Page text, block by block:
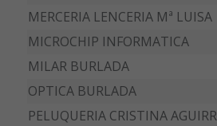
MERCERIA LENCERIA Mª LUISA
MICROCHIP INFORMATICA
MILAR BURLADA
OPTICA BURLADA
PELUQUERIA CRISTINA